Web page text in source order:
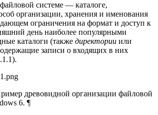
системе — каталоге,
организации, хранения и именования
ограничения на формат и доступ к
день наиболее популярными
каталоги (также директории или
записи о входящих в них
древовидной организации файловой
6. ¶